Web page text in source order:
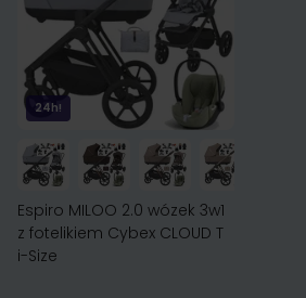
24h!
Espiro MILOO 2.0 wózek 3w1
z fotelikiem Cybex CLOUD T
i-Size